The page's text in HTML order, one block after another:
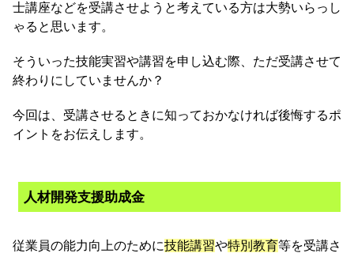
士講座などを受講させようと考えている方は大勢いらっし
ゃると思います。
そういった技能実習や講習を申し込む際、ただ受講させて
終わりにしていませんか？
今回は、受講させるときに知っておかなければ後悔するポ
イントをお伝えします。
人材開発支援助成金
従業員の能力向上のために技能講習や特別教育等を受講さ